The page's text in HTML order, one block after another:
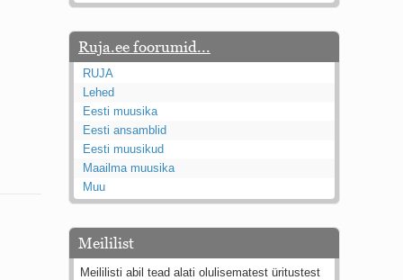
Ruja.ee foorumid...
RUJA
Lehed
Eesti muusika
Eesti ansamblid
Eesti muusikud
Maailma muusika
Muu
Meililist
Meililisti abil tead alati olulisematest üritustest